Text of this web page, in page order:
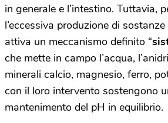
in generale e l’intestino. Tuttavia,
l’eccessiva produzione di
attiva un meccanismo definito “
che mette in campo l’acqua,
minerali calcio, magnesio, ferro,
con il loro intervento sostengono
mantenimento del pH in equilibrio.